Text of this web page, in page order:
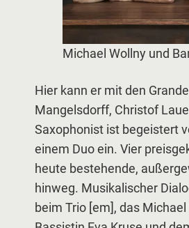
Michael Wollny und
Hier kann er mit den
Mangelsdorff, Christof
Saxophonist ist begeistert
einem Duo ein. Vier
heute bestehende,
hinweg. Musikalischer
beim Trio [em], das